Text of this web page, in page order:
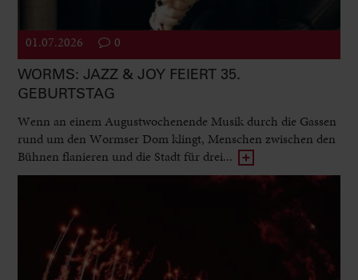
01.07.2026 0
WORMS: JAZZ & JOY FEIERT 35.
GEBURTSTAG
Wenn an einem Augustwochenende Musik durch die Gassen
rund um den Wormser Dom klingt, Menschen zwischen den
Bühnen flanieren und die Stadt für drei...